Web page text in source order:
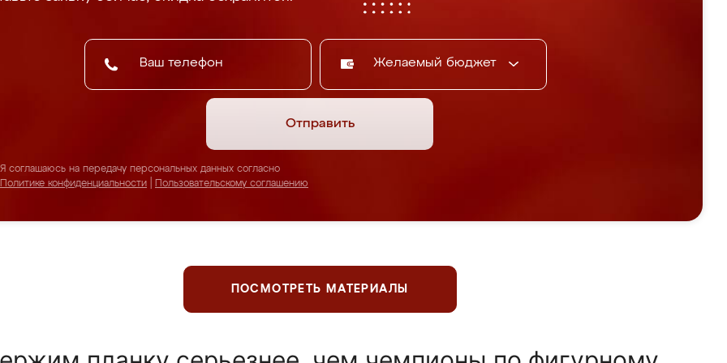
Желаемый бюджет
Отправить
Я соглашаюсь на передачу персональных данных согласно
Политике конфиденциальности
Пользовательскому соглашению
ПОСМОТРЕТЬ МАТЕРИАЛЫ